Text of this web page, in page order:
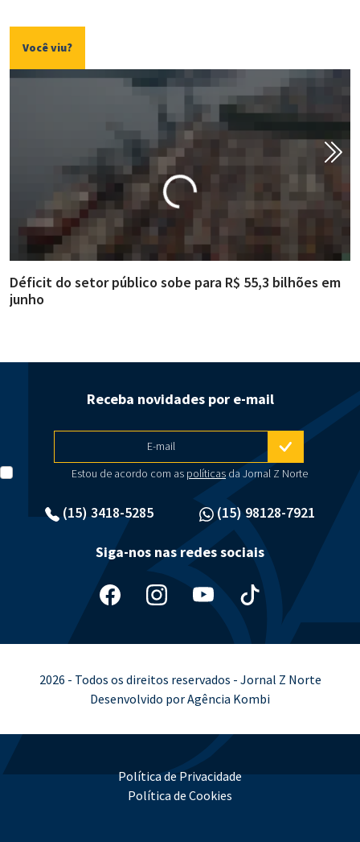
Você viu?
Déficit do setor público sobe para R$ 55,3 bilhões em
junho
(15) 3418-5285 (15) 98128-7921
Receba novidades por e-mail
E-mail
Estou de acordo com as políticasda Jornal Z Norte
Siga-nos nas redes sociais
2026 - Todos os direitos reservados - Jornal Z Norte
Desenvolvido por Agência Kombi
Política de Privacidade
Política de Cookies